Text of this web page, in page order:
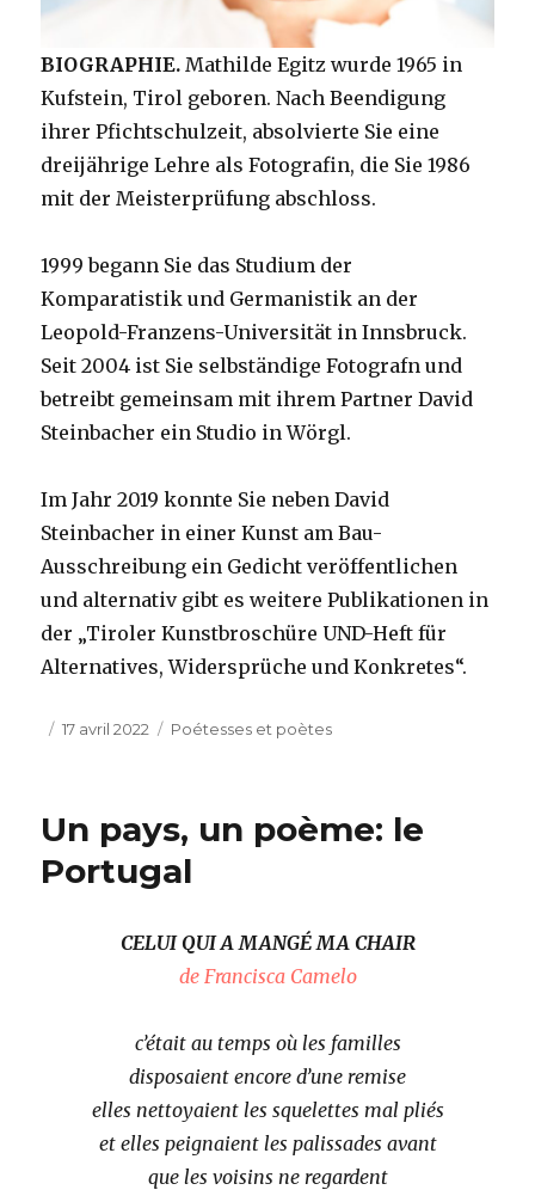
BIOGRAPHIE. Mathilde Egitz wurde 1965 in
Kufstein, Tirol geboren. Nach Beendigung
ihrer Pfichtschulzeit, absolvierte Sie eine
dreijährige Lehre als Fotografin, die Sie 1986
mit der Meisterprüfung abschloss.
1999 begann Sie das Studium der
Komparatistik und Germanistik an der
Leopold-Franzens-Universität in Innsbruck.
Seit 2004 ist Sie selbständige Fotografn und
betreibt gemeinsam mit ihrem Partner David
Steinbacher ein Studio in Wörgl.
Im Jahr 2019 konnte Sie neben David
Steinbacher in einer Kunst am Bau-
Ausschreibung ein Gedicht veröffentlichen
und alternativ gibt es weitere Publikationen in
der „Tiroler Kunstbroschüre UND-Heft für
Alternatives, Widersprüche und Konkretes“.
Publié
17 avril 2022 Catégories
Poétesses et poètes
Un pays, un poème: le
Portugal
CELUI QUI A MANGÉ MA CHAIR
de Francisca Camelo
c’était au temps où les familles
disposaient encore d’une remise
elles nettoyaient les squelettes mal pliés
et elles peignaient les palissades avant
que les voisins ne regardent